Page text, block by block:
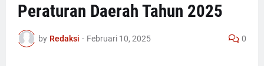
Peraturan Daerah Tahun 2025
by Redaksi - Februari 10, 2025 0